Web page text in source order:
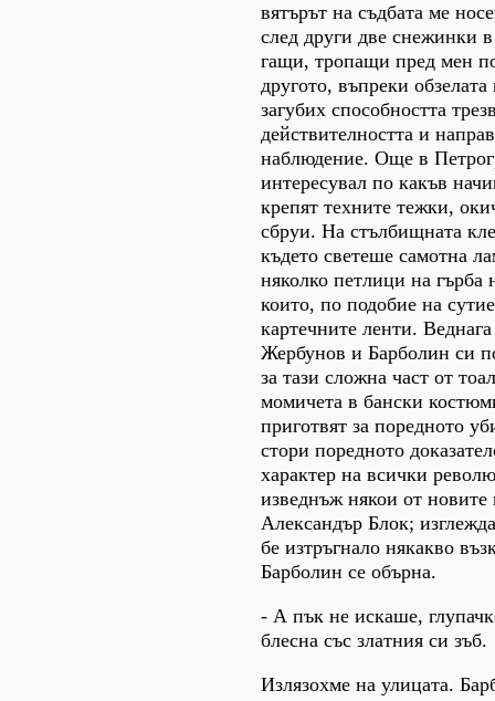
вятърът на съдбата ме
след други две снежинки
гащи, тропащи пред мен
другото, въпреки
загубих способността
действителността и
наблюдение. Още в
интересувал по какъв
крепят техните тежки,
сбруи. На стълбищната
където светеше самотна
няколко петлици на гърба
които, по подобие на
картечните ленти.
Жербунов и Барболин си
за тази сложна част от
момичета в бански
приготвят за поредното
стори поредното
характер на всички
изведнъж някои от новите
Александър Блок;
бе изтръгнало някакво
Барболин се обърна.
- А пък не искаше,
блесна със златния си зъб.
Излязохме на улицата.